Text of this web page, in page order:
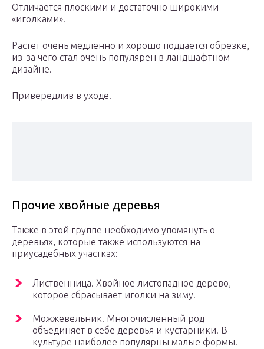
Отличается плоскими и достаточно широкими
«иголками».
Растет очень медленно и хорошо поддается обрезке,
из-за чего стал очень популярен в ландшафтном
дизайне.
Привередлив в уходе.
Прочие хвойные деревья
Также в этой группе необходимо упомянуть о
деревьях, которые также используются на
приусадебных участках:
Лиственница. Хвойное листопадное дерево,
которое сбрасывает иголки на зиму.
Можжевельник. Многочисленный род
объединяет в себе деревья и кустарники. В
культуре наиболее популярны малые формы.